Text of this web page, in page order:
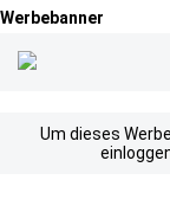
Werbebanner
Um dieses